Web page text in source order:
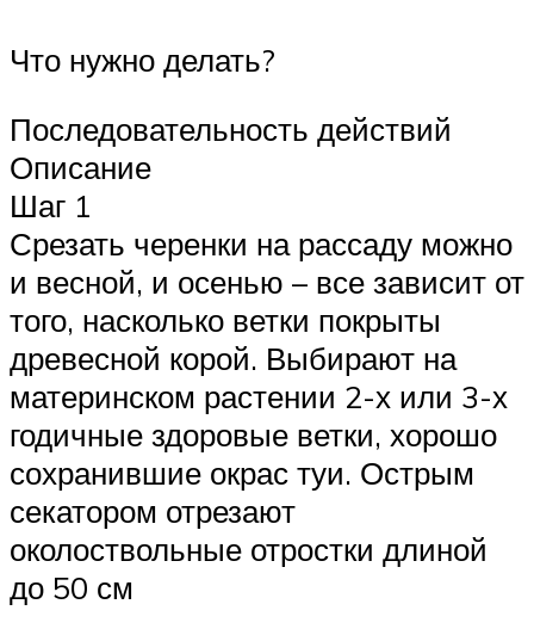
Что нужно делать?
Последовательность действий
Описание
Шаг 1
Срезать черенки на рассаду можно
и весной, и осенью – все зависит от
того, насколько ветки покрыты
древесной корой. Выбирают на
материнском растении 2-х или 3-х
годичные здоровые ветки, хорошо
сохранившие окрас туи. Острым
секатором отрезают
околоствольные отростки длиной
до 50 см